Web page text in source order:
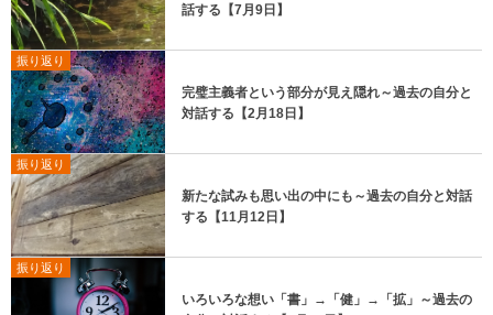
話する【7月9日】
振り返り
完璧主義者という部分が見え隠れ～過去の自分と
対話する【2月18日】
振り返り
新たな試みも思い出の中にも～過去の自分と対話
する【11月12日】
振り返り
いろいろな想い「書」→「健」→「拡」～過去の